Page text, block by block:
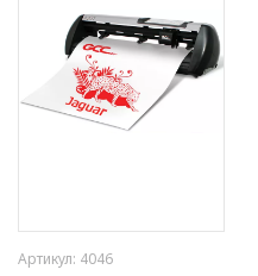
Артикул: 4046